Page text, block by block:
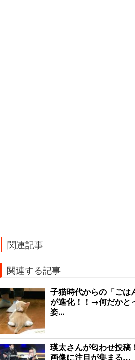
関連記事
関連する記事
子猫時代からの「ごは
が進化！！→何だかと
姿...
瑛太さんが匂わせ投稿
画像に注目が集まる…